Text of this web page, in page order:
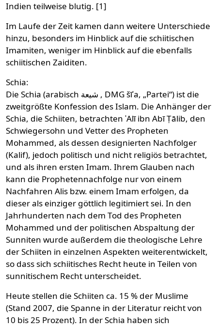
Indien teilweise blutig. [1]
Im Laufe der Zeit kamen dann weitere Unterschiede
hinzu, besonders im Hinblick auf die schiitischen
Imamiten, weniger im Hinblick auf die ebenfalls
schiitischen Zaiditen.
Schia:
Die Schia (arabisch شيعة ‎, DMG šīʿa, „Partei“) ist die
zweitgrößte Konfession des Islam. Die Anhänger der
Schia, die Schiiten, betrachten ʿAlī ibn Abī Ṭālib, den
Schwiegersohn und Vetter des Propheten
Mohammed, als dessen designierten Nachfolger
(Kalif), jedoch politisch und nicht religiös betrachtet,
und als ihren ersten Imam. Ihrem Glauben nach
kann die Prophetennachfolge nur von einem
Nachfahren Alis bzw. einem Imam erfolgen, da
dieser als einziger göttlich legitimiert sei. In den
Jahrhunderten nach dem Tod des Propheten
Mohammed und der politischen Abspaltung der
Sunniten wurde außerdem die theologische Lehre
der Schiiten in einzelnen Aspekten weiterentwickelt,
so dass sich schiitisches Recht heute in Teilen von
sunnitischem Recht unterscheidet.
Heute stellen die Schiiten ca. 15 % der Muslime
(Stand 2007, die Spanne in der Literatur reicht von
10 bis 25 Prozent). In der Schia haben sich